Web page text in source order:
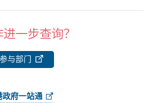
一步查询？
与部门
政府一站通